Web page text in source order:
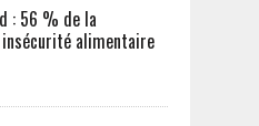
: 56 % de la
insécurité alimentaire